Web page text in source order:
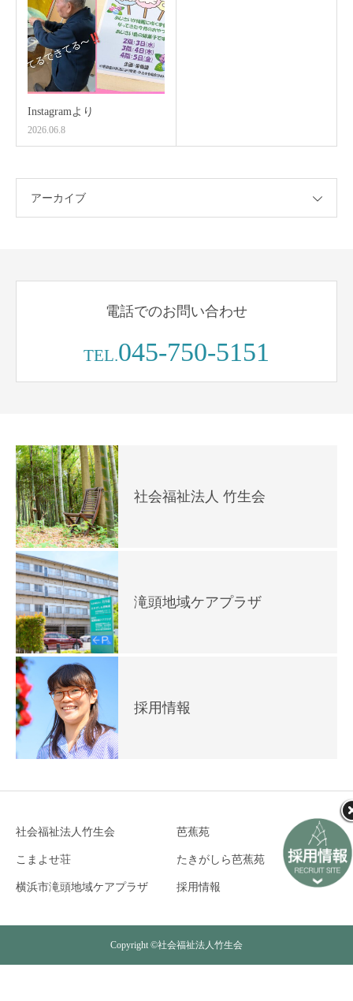
Instagramより
2026.06.8
アーカイブ
電話でのお問い合わせ
TEL.045-750-5151
社会福祉法人 竹生会
滝頭地域ケアプラザ
採用情報
社会福祉法人竹生会 芭蕉苑
こまよせ荘 たきがしら芭蕉苑
横浜市滝頭地域ケアプラザ 採用情報
Copyright ©社会福祉法人竹生会